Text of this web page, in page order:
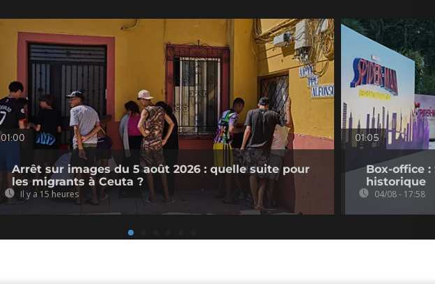
01:00
Arrêt sur images du 5 août 2026 : quelle suite pour
les migrants à Ceuta ?
Il y a 15 heures
01:05
Box-office :
historique
04/08 - 17:58